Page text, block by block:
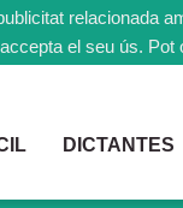
relacionada
el seu ús. Pot
DICTANTES